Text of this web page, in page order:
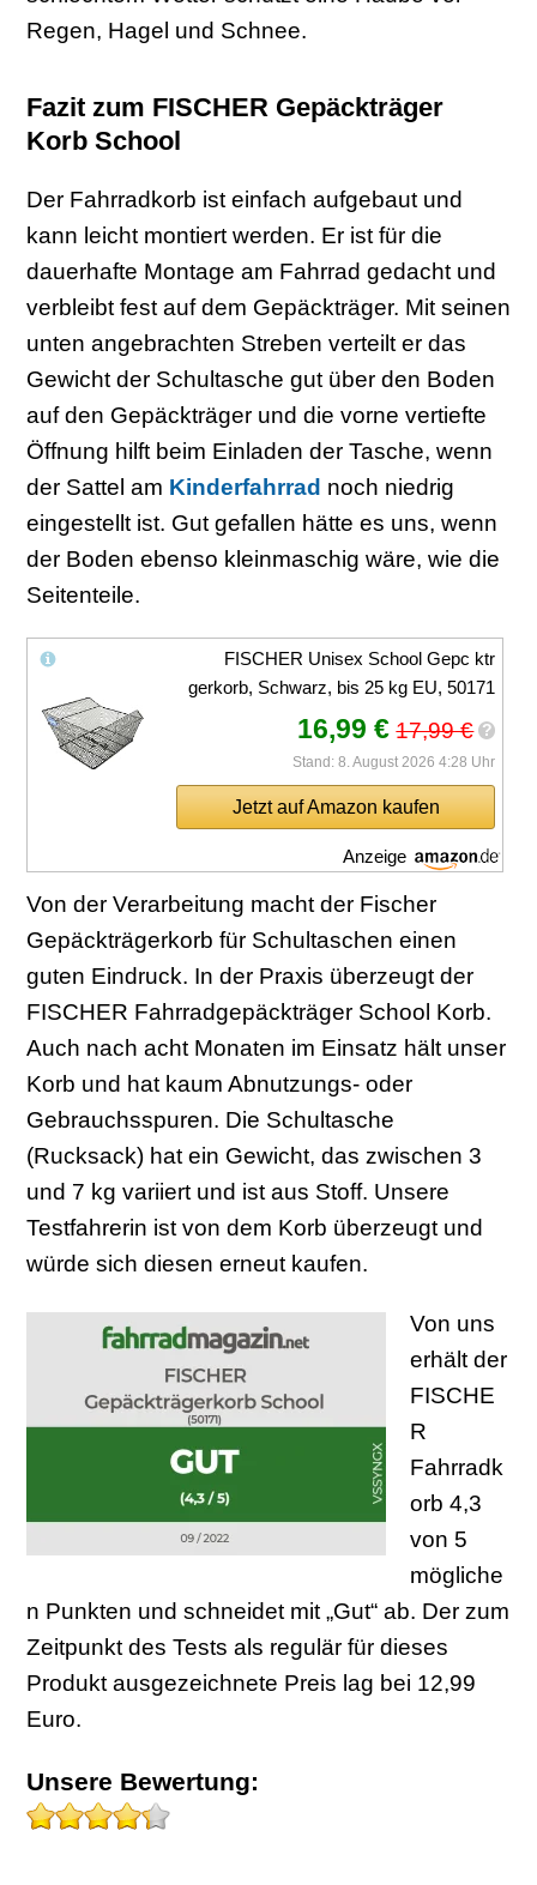
Regen, Hagel und Schnee.
Fazit zum FISCHER Gepäckträger
Korb School
Der Fahrradkorb ist einfach aufgebaut und
kann leicht montiert werden. Er ist für die
dauerhafte Montage am Fahrrad gedacht und
verbleibt fest auf dem Gepäckträger. Mit seinen
unten angebrachten Streben verteilt er das
Gewicht der Schultasche gut über den Boden
auf den Gepäckträger und die vorne vertiefte
Öffnung hilft beim Einladen der Tasche, wenn
der Sattel am Kinderfahrrad noch niedrig
eingestellt ist. Gut gefallen hätte es uns, wenn
der Boden ebenso kleinmaschig wäre, wie die
Seitenteile.
FISCHER Unisex School Gepc ktr
gerkorb, Schwarz, bis 25 kg EU, 50171
16,99 € 17,99 € ?
Stand: 8. August 2026 4:28 Uhr
Jetzt auf Amazon kaufen
Anzeige
Von der Verarbeitung macht der Fischer
Gepäckträgerkorb für Schultaschen einen
guten Eindruck. In der Praxis überzeugt der
FISCHER Fahrradgepäckträger School Korb.
Auch nach acht Monaten im Einsatz hält unser
Korb und hat kaum Abnutzungs- oder
Gebrauchsspuren. Die Schultasche
(Rucksack) hat ein Gewicht, das zwischen 3
und 7 kg variiert und ist aus Stoff. Unsere
Testfahrerin ist von dem Korb überzeugt und
würde sich diesen erneut kaufen.
Von uns
erhält der
FISCHE
R
Fahrradk
orb 4,3
von 5
mögliche
n Punkten und schneidet mit „Gut“ ab. Der zum
Zeitpunkt des Tests als regulär für dieses
Produkt ausgezeichnete Preis lag bei 12,99
Euro.
Unsere Bewertung: